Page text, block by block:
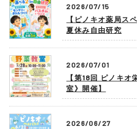
2026/07/15
【ピノキオ薬局ス
夏休み自由研究
2026/07/01
【第18回 ピノキオ
室》開催】
2026/06/27